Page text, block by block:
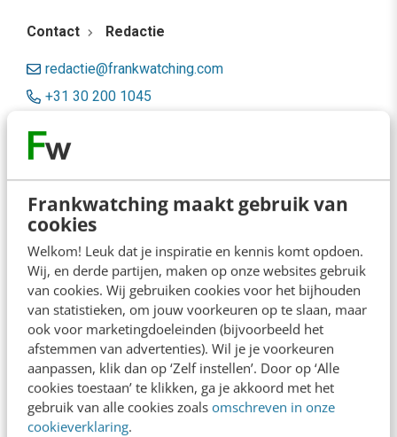
Frankwatching maakt gebruik van
cookies
Welkom! Leuk dat je inspiratie en kennis komt opdoen.
Wij, en derde partijen, maken op onze websites gebruik
van cookies. Wij gebruiken cookies voor het bijhouden
van statistieken, om jouw voorkeuren op te slaan, maar
ook voor marketingdoeleinden (bijvoorbeeld het
afstemmen van advertenties). Wil je je voorkeuren
aanpassen, klik dan op ‘Zelf instellen’. Door op ‘Alle
cookies toestaan’ te klikken, ga je akkoord met het
gebruik van alle cookies zoals omschreven in onze
cookieverklaring.
Contact Redactie
redactie@frankwatching.com
+31 30 200 1045
Meer contactopties
Frankwatching
Adverteren
Contact
Nieuwsbrieven
Over ons
Ons team
Werken bij